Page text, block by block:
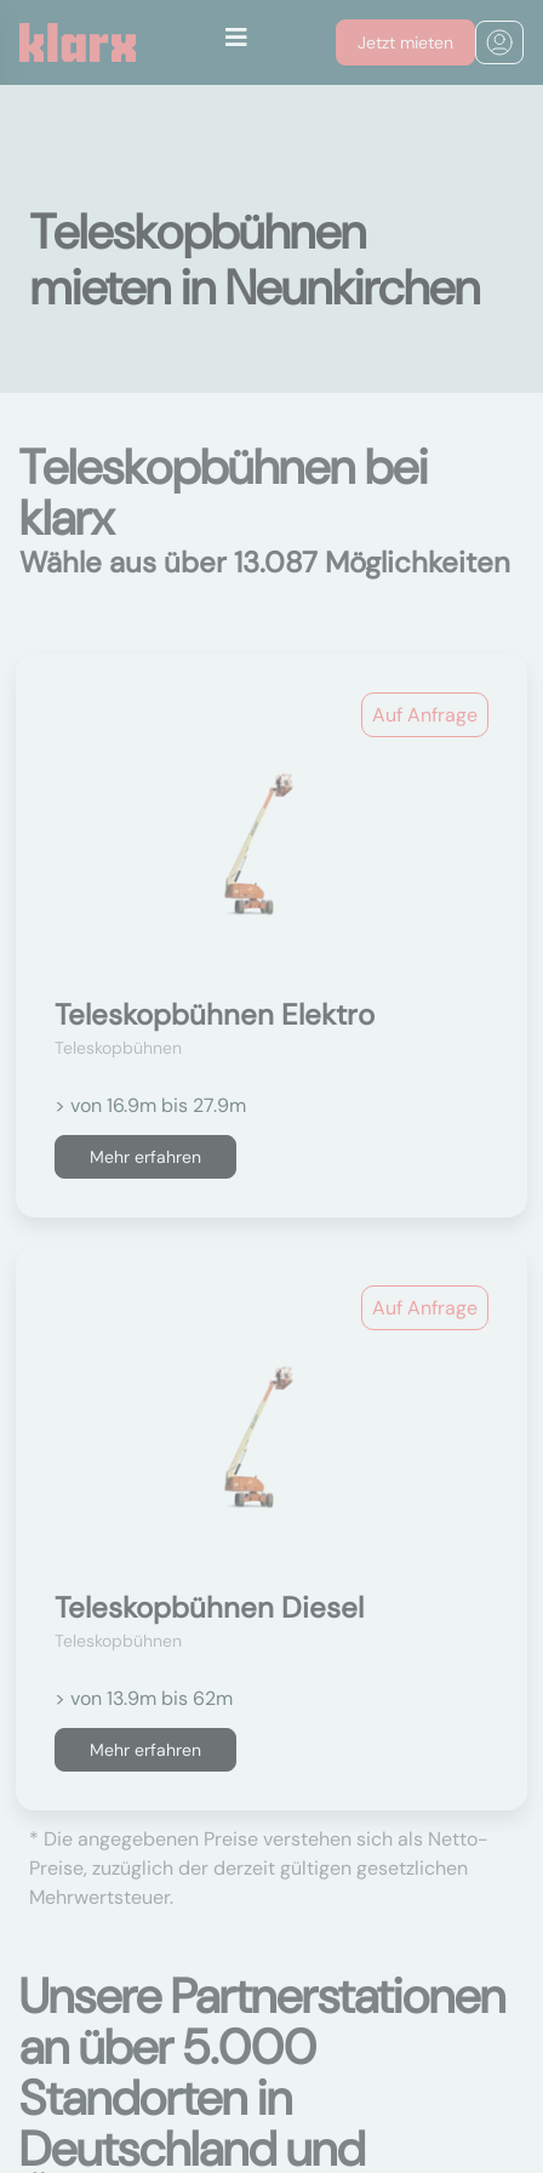
Jetzt mieten
Teleskopbühnen
mieten in Neunkirchen
Teleskopbühnen bei
klarx
Wähle aus über 13.087 Möglichkeiten
Auf Anfrage
Teleskopbühnen Elektro
Teleskopbühnen
> von 16.9m bis 27.9m
Mehr erfahren
Auf Anfrage
Teleskopbühnen Diesel
Teleskopbühnen
> von 13.9m bis 62m
Mehr erfahren
* Die angegebenen Preise verstehen sich als Netto-
Preise, zuzüglich der derzeit gültigen gesetzlichen
Mehrwertsteuer.
Unsere Partnerstationen
an über 5.000
Standorten in
Deutschland und